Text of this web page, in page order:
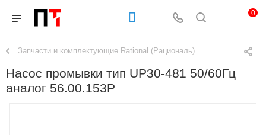
0
Запчасти и комплектующие Rational (Рациональ)
Насос промывки тип UP30-481 50/60Гц
аналог 56.00.153P